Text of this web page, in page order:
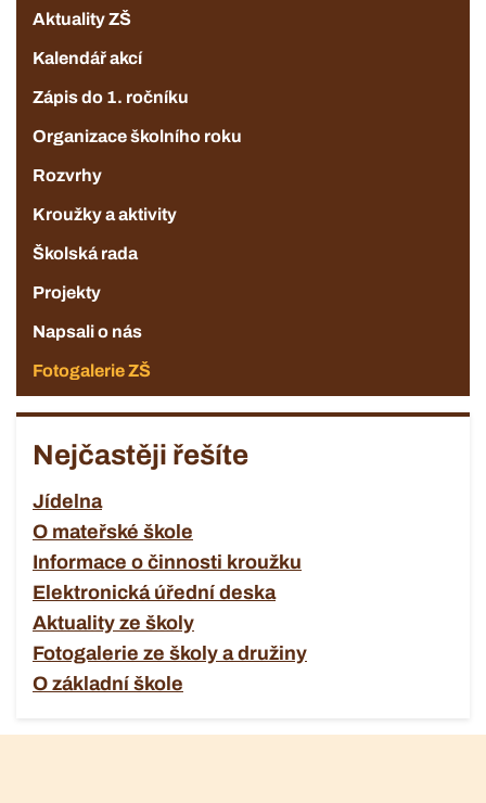
Aktuality ZŠ
Kalendář akcí
Zápis do 1. ročníku
Organizace školního roku
Rozvrhy
Kroužky a aktivity
Školská rada
Projekty
Napsali o nás
Fotogalerie ZŠ
Nejčastěji řešíte
Jídelna
O mateřské škole
Informace o činnosti kroužku
Elektronická úřední deska
Aktuality ze školy
Fotogalerie ze školy a družiny
O základní škole